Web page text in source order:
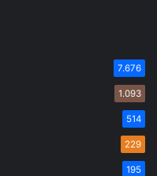
7.676
1.093
514
229
195